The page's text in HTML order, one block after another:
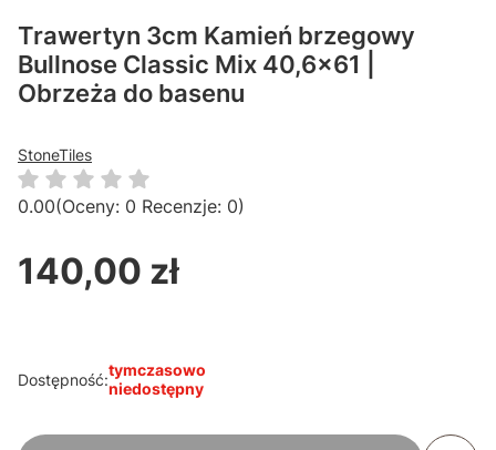
Trawertyn 3cm Kamień brzegowy
Bullnose Classic Mix 40,6x61 |
Obrzeża do basenu
StoneTiles
0.00(Oceny: 0 Recenzje: 0)
Cena
140,00 zł
Dostępność:tymczasowo
niedostępny